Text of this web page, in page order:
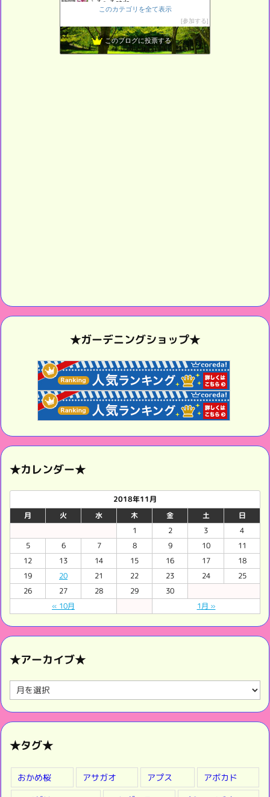
12位 ふる〜るstyle
夢のローズガーデンはベランダに・・・
14位 ギター、一年生彡
15位 L o H A S Y 天然生活
このカテゴリを全て表示
参加する
このブログに投票する
★ガーデニングショップ★
★カレンダー★
2018年11月
月
火 水 木 金 土 日
« 10月 1月 »
1 2 3
4
5
6 7 8 9 10
11
12
13 14 15 16 17
18
19
20 21 22 23 24
25
26
27 28 29 30
★アーカイブ★
★
ア
ー
カ
イ
ブ
★タグ★
おかめ桜 アサガオ アプス
アボカド